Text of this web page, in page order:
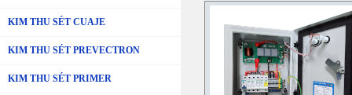
KIM THU SÉT CUAJE
KIM THU SÉT PREVECTRON
KIM THU SÉT PRIMER